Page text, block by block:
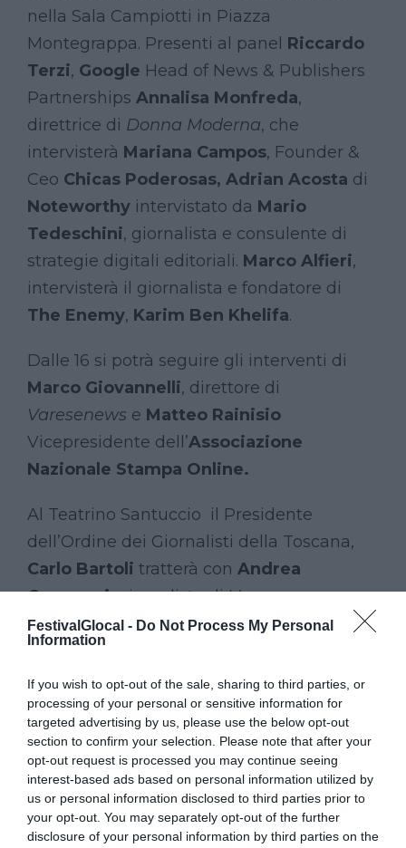
FestivalGlocal - Do Not Process My Personal
Information
If you wish to opt-out of the sale, sharing to third parties, or
processing of your personal or sensitive information for
targeted advertising by us, please use the below opt-out
section to confirm your selection. Please note that after your
opt-out request is processed you may continue seeing
interest-based ads based on personal information utilized by
us or personal information disclosed to third parties prior to
your opt-out. You may separately opt-out of the further
disclosure of your personal information by third parties on the
nella Sala Campiotti in Piazza
Montegrappa. Presenti al panel Riccardo
Terzi, Google Head of News & Publishers
Partnerships Annalisa Monfreda,
direttrice di Donna Moderna, che
intervisterà Mariana Campos, Founder &
Ceo Chicas Poderosas, Adrian Acosta di
Noteworthy intervistato da Mario
Tedeschini, giornalista e consulente di
strategie digitali editoriali. Marco Alfieri,
intervisterà il giornalista e fondatore di
The Enemy, Karim Ben Khelifa.
Dalle 16 si potrà seguire gli interventi di
Marco Giovannelli, direttore di
Varesenews e Matteo Rainisio
Vicepresidente dell’Associazione
Nazionale Stampa Online.
Al Teatrino Santuccio il Presidente
dell’Ordine dei Giornalisti della Toscana,
Carlo Bartoli tratterà con Andrea
Camurani, giornalista diVaresenews, un
problema sociale che riguarda la società e
la quotidianità in un panel dal titolo “Il
suicidio e la deontologia professionale”.
Racket, usura e riciclaggio sono piaghe
che devono essere contrastate, ed è una
manovra che può partire anche dalla
pubblica amministrazione, ma come? A
spiegarlo ci sarannoPaola Ciacciodella